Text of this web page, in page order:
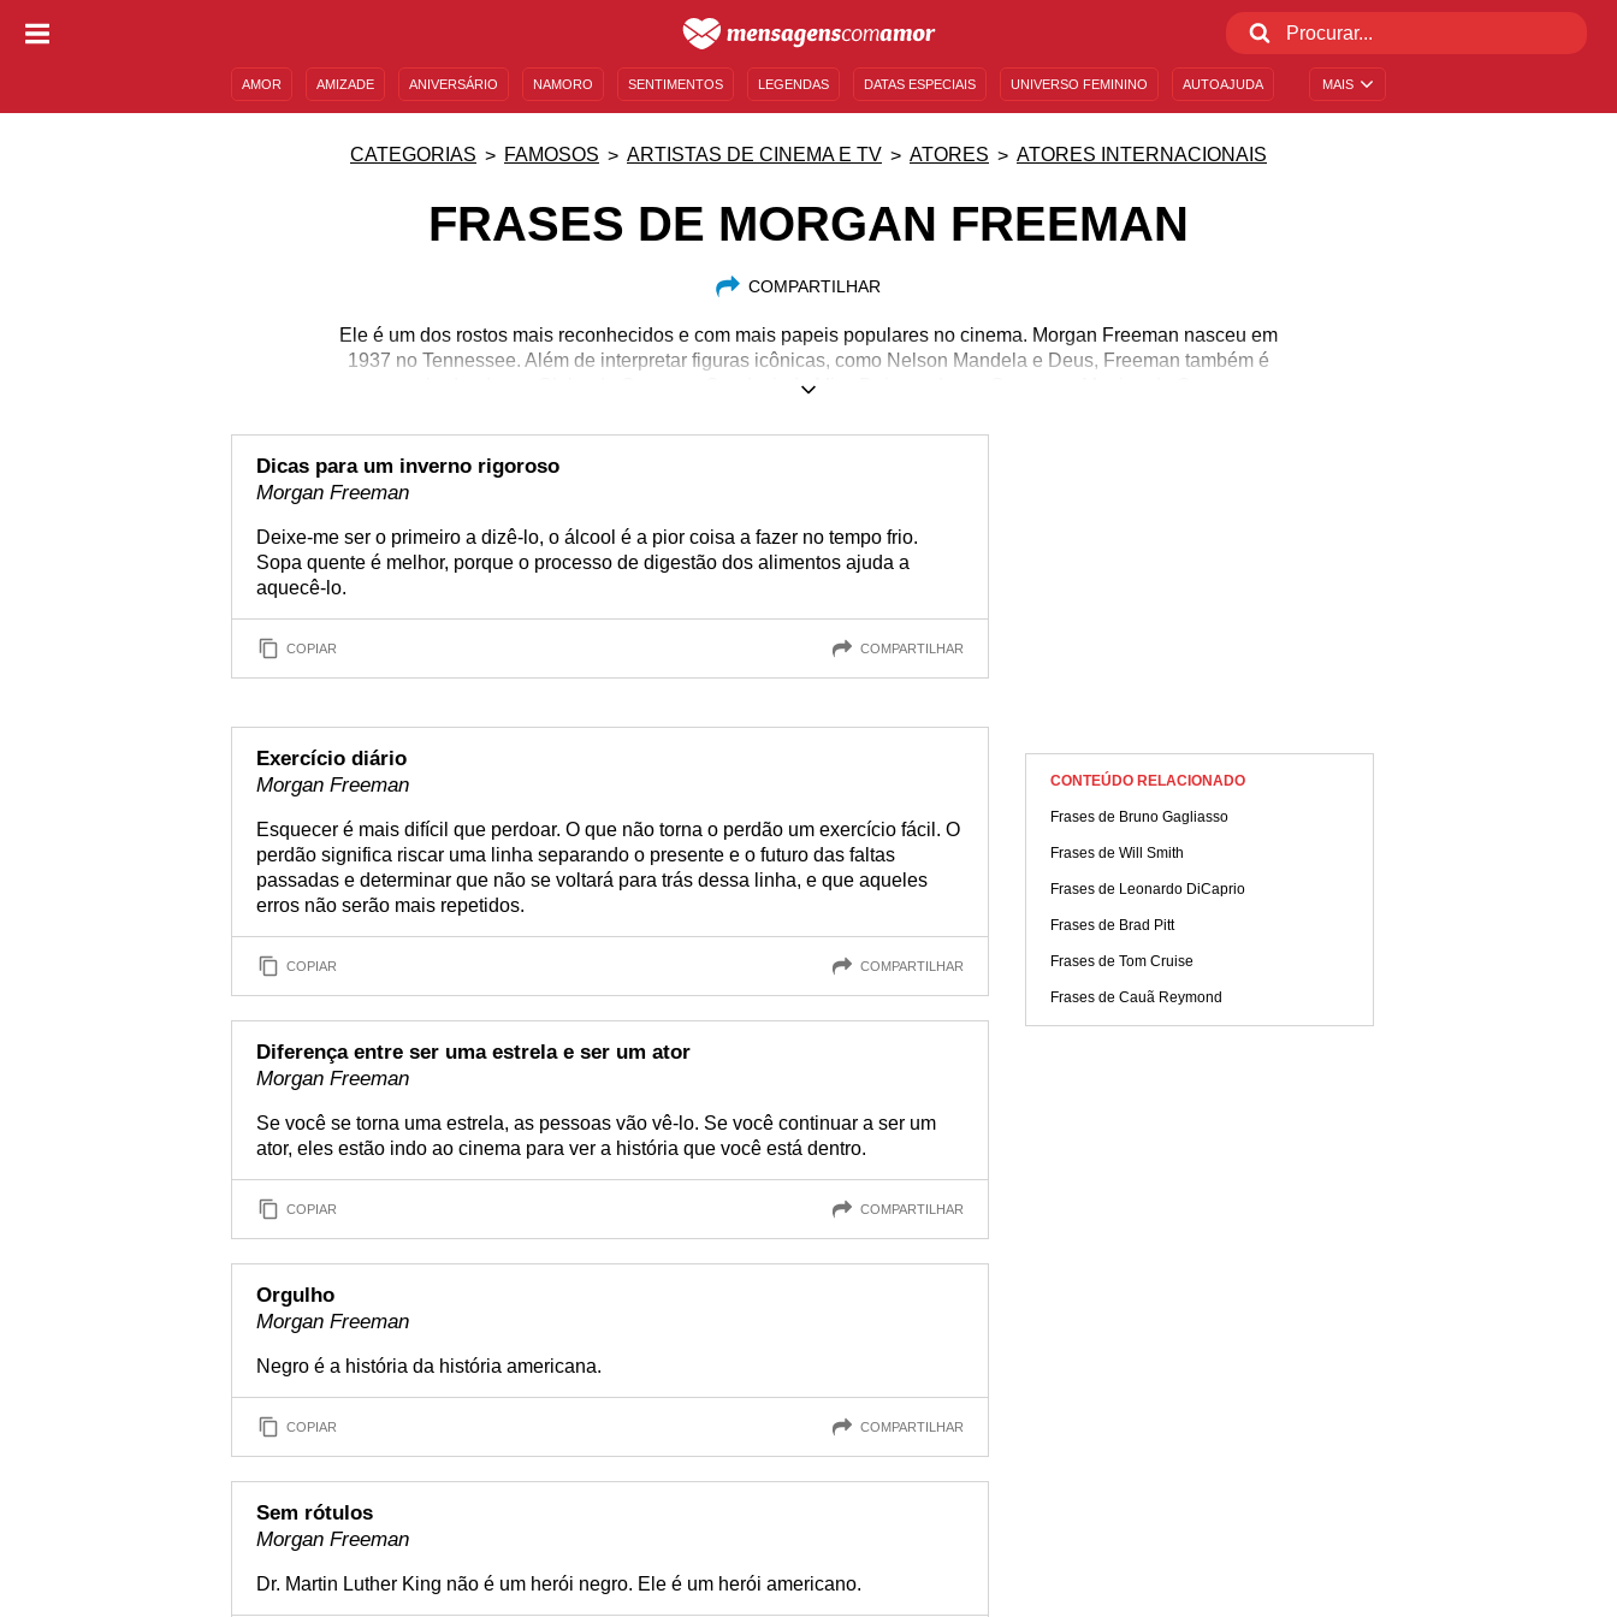
MAIS
AMOR AMIZADE ANIVERSÁRIO NAMORO SENTIMENTOS LEGENDAS DATAS ESPECIAIS UNIVERSO FEMININO AUTOAJUDA
CATEGORIAS FAMOSOS ARTISTAS DE CINEMA E TV ATORES ATORES INTERNACIONAIS
FRASES DE MORGAN FREEMAN
COMPARTILHAR
Ele é um dos rostos mais reconhecidos e com mais papeis populares no cinema. Morgan Freeman nasceu em
1937 no Tennessee. Além de interpretar figuras icônicas, como Nelson Mandela e Deus, Freeman também é
ganhador de um Globo de Ouro, por Conduzindo Miss Daisy, e de um Oscar, por Menina de Ouro.
Dicas para um inverno rigoroso
Morgan Freeman
Deixe-me ser o primeiro a dizê-lo, o álcool é a pior coisa a fazer no tempo frio.
Sopa quente é melhor, porque o processo de digestão dos alimentos ajuda a
aquecê-lo.
COPIAR COMPARTILHAR
Exercício diário
Morgan Freeman
Esquecer é mais difícil que perdoar. O que não torna o perdão um exercício fácil. O
perdão significa riscar uma linha separando o presente e o futuro das faltas
passadas e determinar que não se voltará para trás dessa linha, e que aqueles
erros não serão mais repetidos.
COPIAR COMPARTILHAR
Diferença entre ser uma estrela e ser um ator
Morgan Freeman
Se você se torna uma estrela, as pessoas vão vê-lo. Se você continuar a ser um
ator, eles estão indo ao cinema para ver a história que você está dentro.
COPIAR COMPARTILHAR
Orgulho
Morgan Freeman
Negro é a história da história americana.
COPIAR COMPARTILHAR
Sem rótulos
Morgan Freeman
Dr. Martin Luther King não é um herói negro. Ele é um herói americano.
CONTEÚDO RELACIONADO
Frases de Bruno Gagliasso
Frases de Will Smith
Frases de Leonardo DiCaprio
Frases de Brad Pitt
Frases de Tom Cruise
Frases de Cauã Reymond